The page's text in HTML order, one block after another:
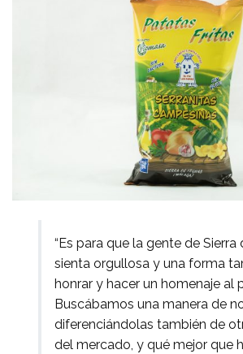
“Es para que la gente de Sierra
sienta orgullosa y una forma
honrar y hacer un homenaje al
Buscábamos una manera de
diferenciándolas también de
del mercado, y qué mejor que